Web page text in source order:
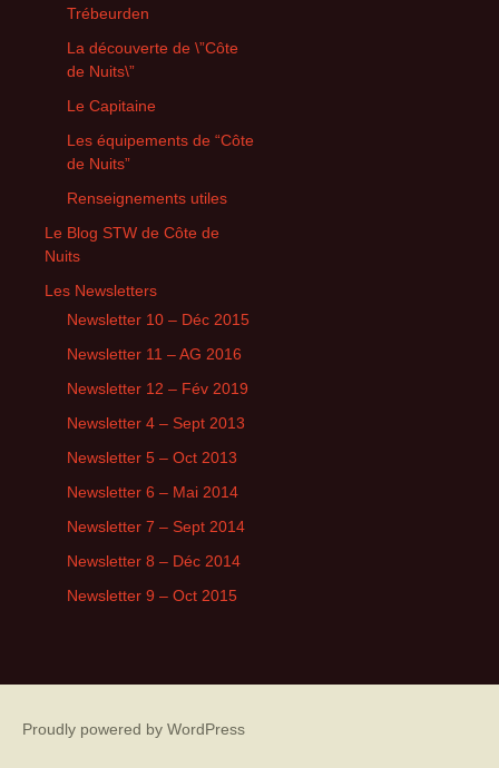
Trébeurden
La découverte de \”Côte
de Nuits\”
Le Capitaine
Les équipements de “Côte
de Nuits”
Renseignements utiles
Le Blog STW de Côte de
Nuits
Les Newsletters
Newsletter 10 – Déc 2015
Newsletter 11 – AG 2016
Newsletter 12 – Fév 2019
Newsletter 4 – Sept 2013
Newsletter 5 – Oct 2013
Newsletter 6 – Mai 2014
Newsletter 7 – Sept 2014
Newsletter 8 – Déc 2014
Newsletter 9 – Oct 2015
Proudly powered by WordPress